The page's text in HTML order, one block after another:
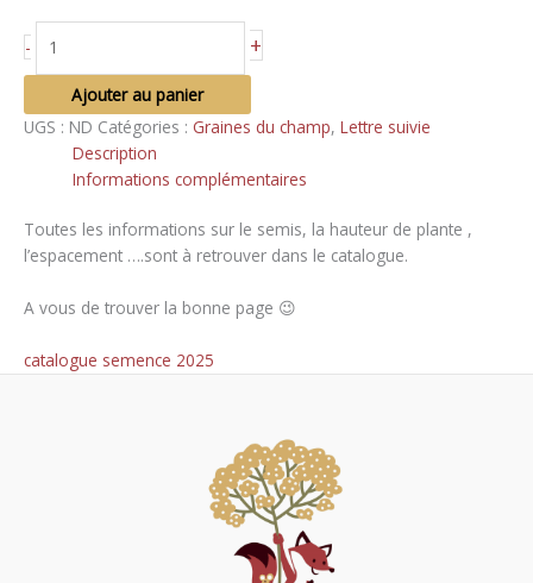
-
de
Sachet
de
graines
+
Ajouter au panier
UGS : ND Catégories : Graines du champ, Lettre suivie
Description
Informations complémentaires
Toutes les informations sur le semis, la hauteur de plante ,
l’espacement ….sont à retrouver dans le catalogue.
A vous de trouver la bonne page 😉
catalogue semence 2025